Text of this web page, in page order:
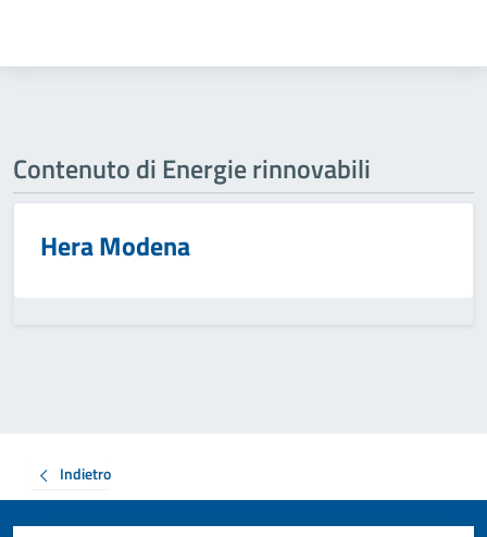
Contenuto di Energie rinnovabili
Hera Modena
Indietro